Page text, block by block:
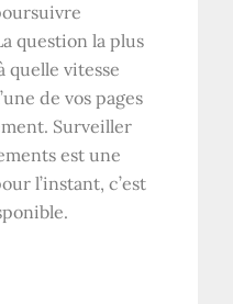
question la plus
quelle vitesse
de vos pages
Surveiller
est une
l’instant, c’est